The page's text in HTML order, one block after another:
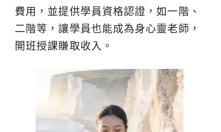
費用，並提供學員資格認證，如一階、
二階等，讓學員也能成為身心靈老師，
開班授課賺取收入。